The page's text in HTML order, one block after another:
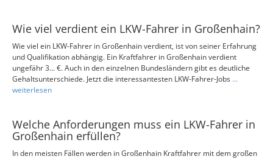
Wie viel verdient ein LKW-Fahrer in Großenhain?
Wie viel ein LKW-Fahrer in Großenhain verdient, ist von seiner Erfahrung
und Qualifikation abhängig. Ein Kraftfahrer in Großenhain verdient
ungefähr 3... €. Auch in den einzelnen Bundesländern gibt es deutliche
Gehaltsunterschiede. Jetzt die interessantesten LKW-Fahrer-Jobs ...
weiterlesen
Welche Anforderungen muss ein LKW-Fahrer in
Großenhain erfüllen?
In den meisten Fällen werden in Großenhain Kraftfahrer mit dem großen